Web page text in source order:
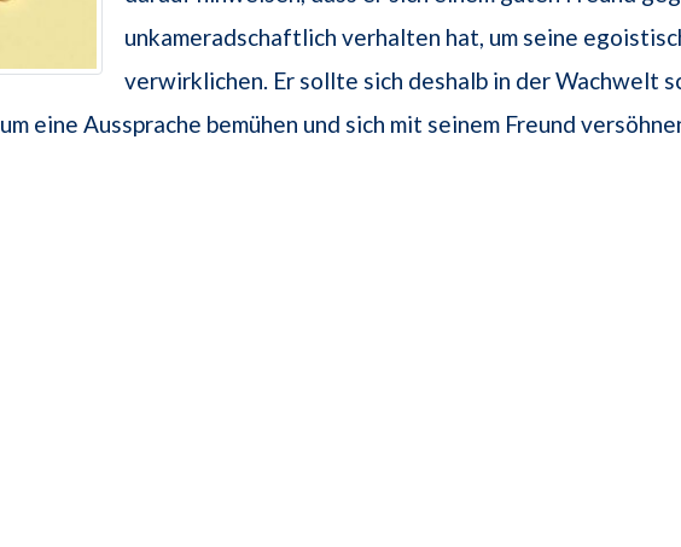
unkameradschaftlich verhalten hat, um seine
verwirklichen. Er sollte sich deshalb in der Wachwelt
um eine Aussprache bemühen und sich mit seinem Freund